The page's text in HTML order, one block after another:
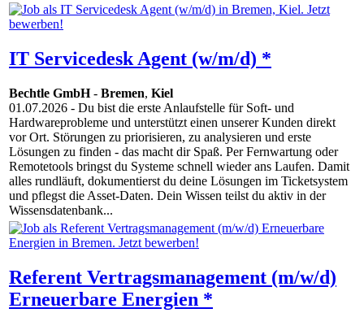
IT Servicedesk Agent (w/m/d) *
Bechtle GmbH- Bremen, Kiel
01.07.2026 - Du bist die erste Anlaufstelle für Soft- und
Hardwareprobleme und unterstützt einen unserer Kunden direkt
vor Ort. Störungen zu priorisieren, zu analysieren und erste
Lösungen zu finden - das macht dir Spaß. Per Fernwartung oder
Remotetools bringst du Systeme schnell wieder ans Laufen. Damit
alles rundläuft, dokumentierst du deine Lösungen im Ticketsystem
und pflegst die Asset-Daten. Dein Wissen teilst du aktiv in der
Wissensdatenbank...
Referent Vertragsmanagement (m/w/d)
Erneuerbare Energien *